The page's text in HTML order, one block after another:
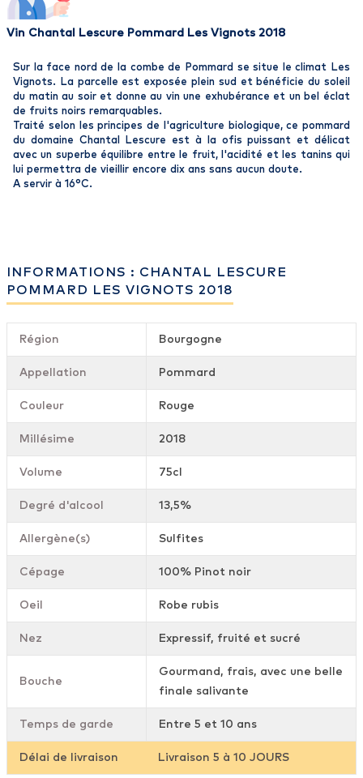
Vin Chantal Lescure Pommard Les Vignots 2018
Sur la face nord de la combe de Pommard se situe le climat Les
Vignots. La parcelle est exposée plein sud et bénéficie du soleil
du matin au soir et donne au vin une exhubérance et un bel éclat
de fruits noirs remarquables.
Traité selon les principes de l'agriculture biologique, ce pommard
du domaine Chantal Lescure est à la ofis puissant et délicat
avec un superbe équilibre entre le fruit, l'acidité et les tanins qui
lui permettra de vieillir encore dix ans sans aucun doute.
A servir à 16°C.
INFORMATIONS : CHANTAL LESCURE
POMMARD LES VIGNOTS 2018
Région Bourgogne
Appellation Pommard
Couleur Rouge
Millésime 2018
Volume 75cl
Degré d'alcool 13,5%
Allergène(s) Sulfites
Cépage 100% Pinot noir
Oeil Robe rubis
Nez Expressif, fruité et sucré
Bouche
Gourmand, frais, avec une belle
finale salivante
Temps de garde Entre 5 et 10 ans
Délai de livraison Livraison 5 à 10 JOURS